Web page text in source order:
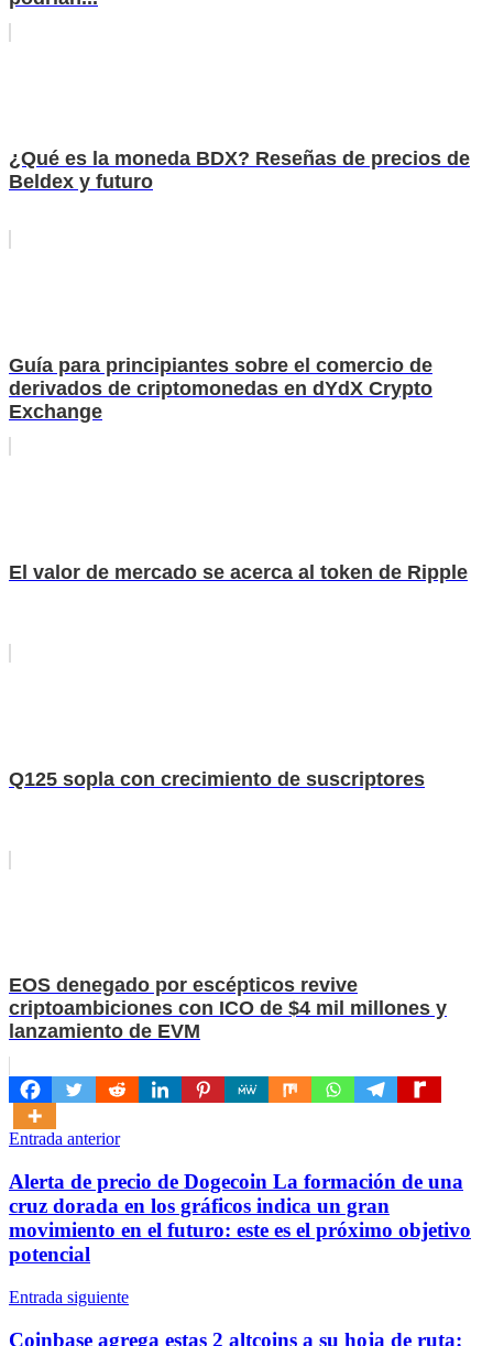
¿Qué es la moneda BDX? Reseñas de precios de
Beldex y futuro
Guía para principiantes sobre el comercio de
derivados de criptomonedas en dYdX Crypto
Exchange
El valor de mercado se acerca al token de Ripple
Q125 sopla con crecimiento de suscriptores
EOS denegado por escépticos revive
criptoambiciones con ICO de $4 mil millones y
lanzamiento de EVM
Navegación
de
entradas
Entrada anterior
Alerta de precio de Dogecoin La formación de una
cruz dorada en los gráficos indica un gran
movimiento en el futuro: este es el próximo objetivo
potencial
Entrada siguiente
Coinbase agrega estas 2 altcoins a su hoja de ruta: